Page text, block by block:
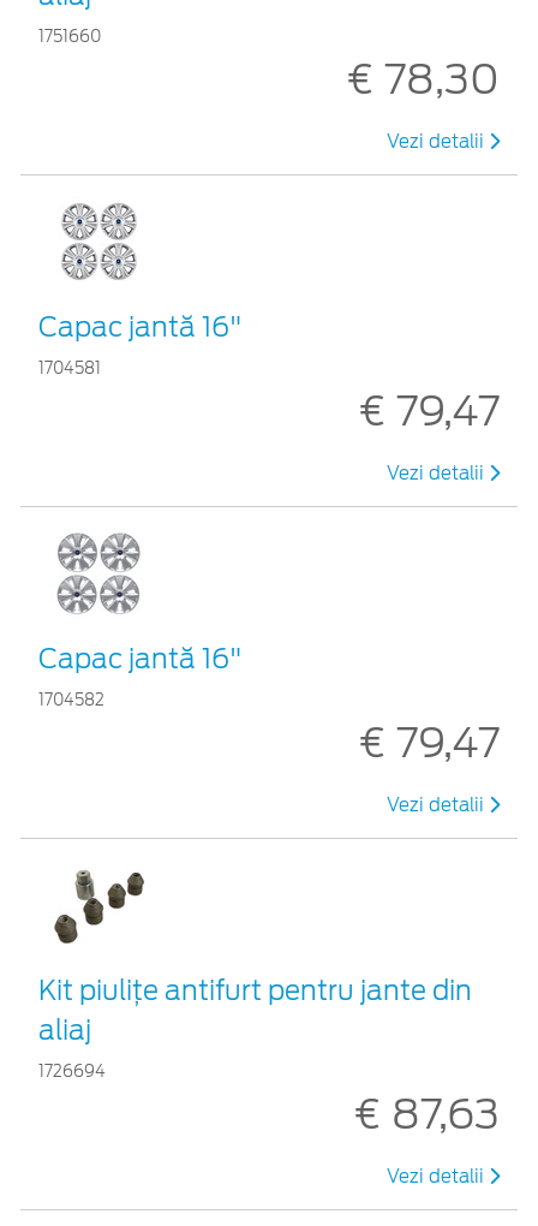
1751660
€ 78,30
Vezi detalii
Capac jantă 16"
1704581
€ 79,47
Vezi detalii
Capac jantă 16"
1704582
€ 79,47
Vezi detalii
Kit piuliţe antifurt pentru jante din
aliaj
1726694
€ 87,63
Vezi detalii